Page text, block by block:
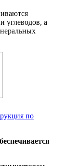
углеводов, а
по